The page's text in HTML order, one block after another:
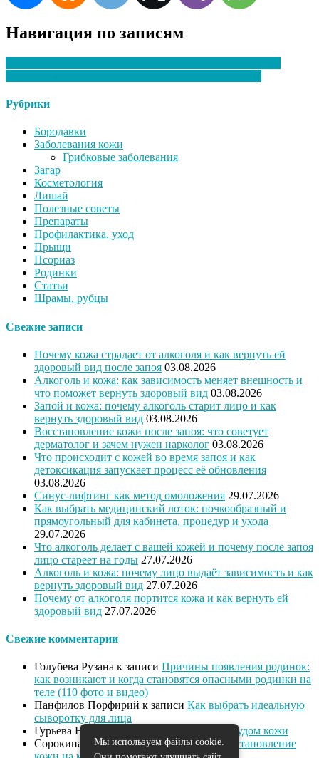
Навигация по записям
Рубрики
Бородавки
Заболевания кожи
Грибковые заболевания
Загар
Косметология
Лишай
Полезные советы
Препараты
Профилактика, уход
Прыщи
Псориаз
Родинки
Статьи
Шрамы, рубцы
Свежие записи
Почему кожа страдает от алкоголя и как вернуть ей
здоровый вид после запоя 03.08.2026
Алкоголь и кожа: как зависимость меняет внешность и
что поможет вернуть здоровый вид 03.08.2026
Запой и кожа: почему алкоголь старит лицо и как
вернуть здоровый вид 03.08.2026
Восстановление кожи после запоя: что советует
дерматолог и зачем нужен нарколог 03.08.2026
Что происходит с кожей во время запоя и как
детоксикация запускает процесс её обновления
03.08.2026
Синус-лифтинг как метод омоложения 29.07.2026
Как выбрать медицинский лоток: почкообразный и
прямоугольный для кабинета, процедур и ухода
29.07.2026
Что алкоголь делает с вашей кожей и почему после запоя
лицо стареет на годы 27.07.2026
Алкоголь и кожа: почему лицо выдаёт зависимость и как
вернуть здоровый вид 27.07.2026
Почему от алкоголя портится кожа и как вернуть ей
здоровый вид 27.07.2026
Свежие комментарии
Голубева Рузана к записи Причины появления родинок:
как возникают и когда становятся опасными родинки на
теле (110 фото и видео)
Панфилов Порфирий к записи Как выбрать идеальную
сыворотку для лица
Гурьева Нева
Как справиться с зудом кожи
Сорокина Дианак записи Питание и восстановление
Мы используем файлы cookie.